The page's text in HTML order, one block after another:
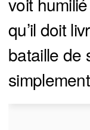
qu’il doit
bataille de